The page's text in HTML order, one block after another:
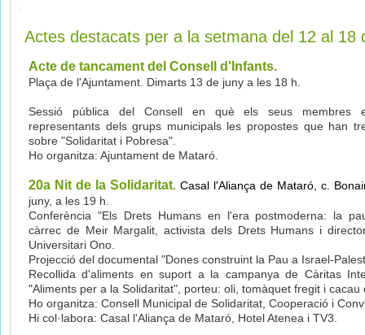
Actes destacats per a la setmana del 12 al 18
Acte de tancament del Consell d'Infants.
Plaça de l'Ajuntament. Dimarts 13 de juny a les 18 h.
Sessió pública del Consell en què els seus membres
representants dels grups municipals les propostes que han
sobre "Solidaritat i Pobresa".
Ho organitza: Ajuntament de Mataró.
20a Nit de la Solidaritat. Casal l'Aliança de Mataró, c.
juny, a les 19 h.
Conferència "Els Drets Humans en l'era postmoderna: la
càrrec de Meir Margalit, activista dels Drets Humans i
Universitari Ono.
Projecció del documental "Dones construint la Pau a Israel-
Recollida d'aliments en suport a la campanya de Càritas
"Aliments per a la Solidaritat", porteu: oli, tomàquet fregit i cacau
Ho organitza: Consell Municipal de Solidaritat, Cooperació i
Hi col·labora: Casal l'Aliança de Mataró, Hotel Atenea i TV3.